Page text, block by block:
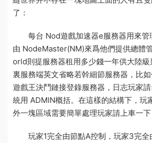
了：
每台 Nod遊戲加速器e服務器用來管
由 NodeMaster(NM)來爲他們提供總體
orld則提服務器租用多少錢一年供大陸級
裏服務端英文省略若幹細節服務器，比
遊戲王決鬥鏈接登錄服務器，日志玩家
統用 ADMIN概括。在這樣的結構下，玩
外一塊區域需要簡單處理玩家請上車一下
玩家1完全由節點A控制，玩家3完全